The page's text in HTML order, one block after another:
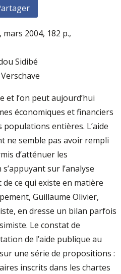
2004, 182 p.,
Sidibé
et l’on peut aujourd’hui
économiques et financiers
entières. L’aide
ne semble pas avoir rempli
d’atténuer les
sur l’analyse
ce qui existe en matière
Guillaume Olivier,
en dresse un bilan parfois
Le constat de
de l’aide publique au
une série de propositions :
inscrits dans les chartes